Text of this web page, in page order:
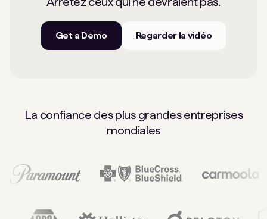
Get a Demo Regarder la vidéo
La confiance des plus grandes entreprises
mondiales